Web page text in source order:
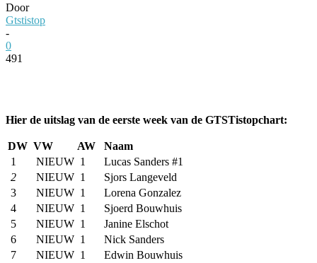
Door
Gtstistop
-
0
491
Hier de uitslag van de eerste week van de GTSTistopchart:
DW VW AW
Naam
1
NIEUW 1
Lucas Sanders #1
2
NIEUW 1
Sjors Langeveld
3
NIEUW 1
Lorena Gonzalez
4
NIEUW 1
Sjoerd Bouwhuis
5
NIEUW 1
Janine Elschot
6
NIEUW 1
Nick Sanders
7
NIEUW 1
Edwin Bouwhuis